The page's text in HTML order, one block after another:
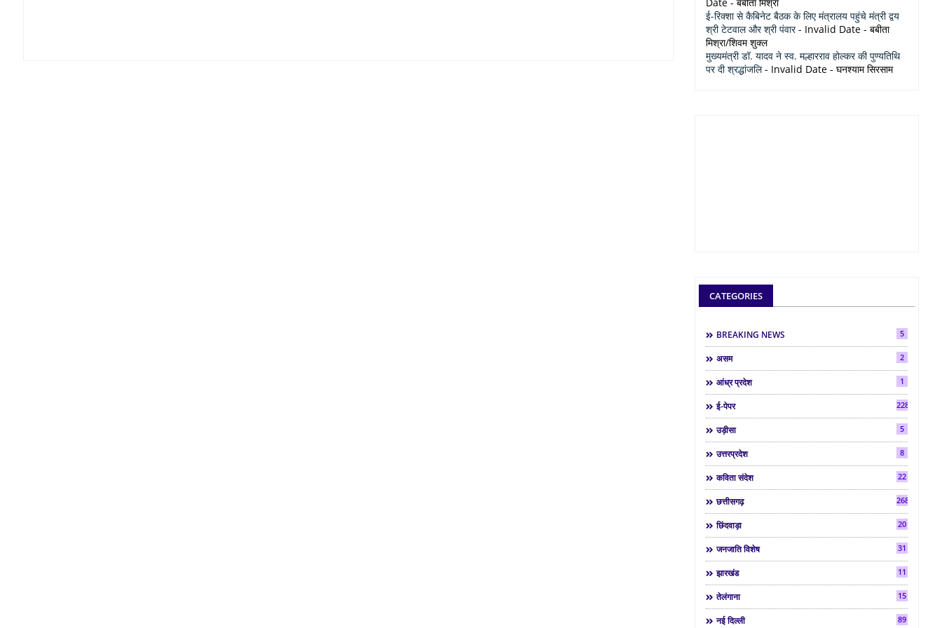
ई-रिक्शा से कैबिनेट बैठक के लिए मंत्रालय पहुंचे मंत्री द्वय
श्री टेटवाल और श्री पंवार- Invalid Date - बबीता
मिश्रा/शिवम शुक्ल
मुख्यमंत्री डॉ. यादव ने स्व. मल्हारराव होल्कर की पुण्यतिथि
पर दी श्रद्धांजलि- Invalid Date - घनश्याम सिरसाम
CATEGORIES
BREAKING NEWS 5
असम 2
आंध्र प्रदेश 1
ई-पेपर 2286
उड़ीसा 5
उत्तरप्रदेश 8
कविता संदेश 22
छत्तीसगढ़ 268
छिंदवाड़ा 20
जनजाति विशेष 31
झारखंड 11
तेलंगाना 15
नई दिल्ली 89